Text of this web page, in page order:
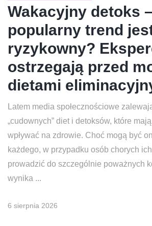
Wakacyjny detoks
popularny trend
ryzykowny?
ostrzegają przed
dietami
Latem media społecznościowe
„cudownych” diet i detoksów, które
wpływać na zdrowie. Choć mogą być
każdego, w przypadku osób chorych
prowadzić do szczególnie poważnych
wynika ...
6 sierpnia 2026